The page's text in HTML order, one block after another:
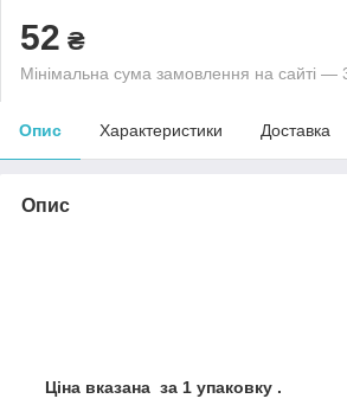
52 ₴
Мінімальна сума замовлення на сайті —
Опис Характеристики Доставка
Опис
Ціна вказана за 1 упаковку .